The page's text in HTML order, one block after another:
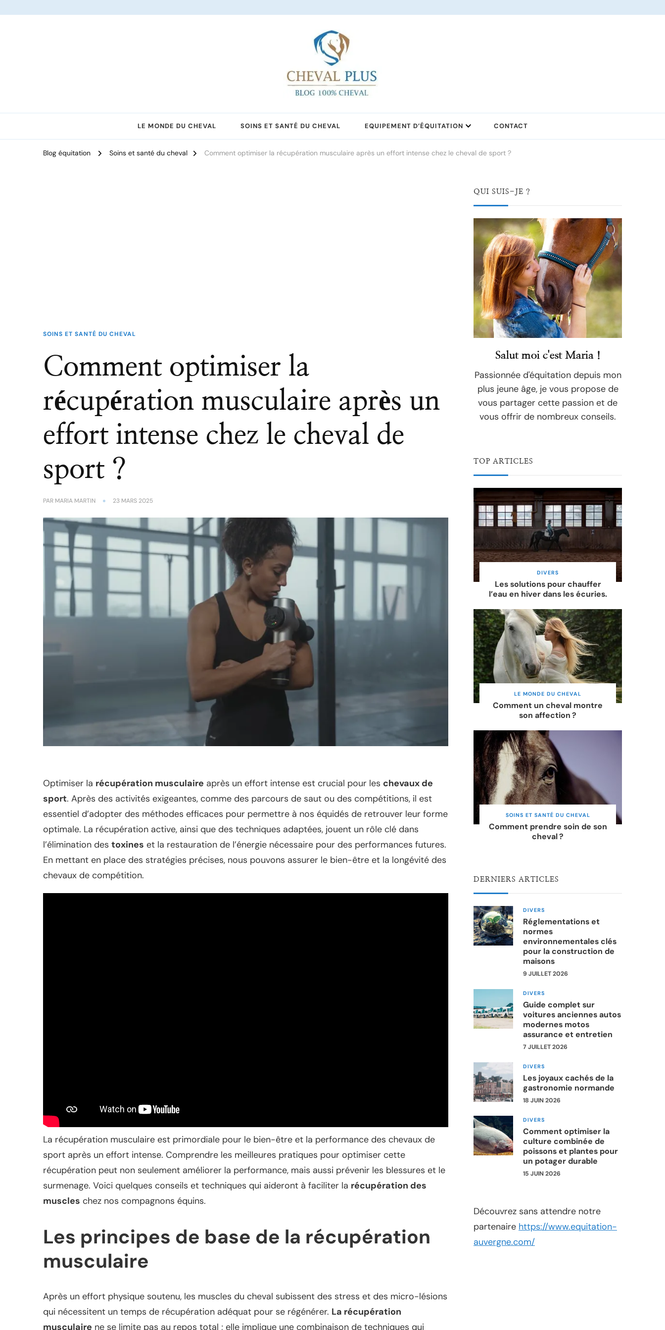
LE MONDE DU CHEVAL SOINS ET SANTÉ DU CHEVAL EQUIPEMENT D’ÉQUITATION CONTACT
Blog équitation Soins et santé du cheval Comment optimiser la récupération musculaire après un effort intense chez le cheval de sport ?
SOINS ET SANTÉ DU CHEVAL
Comment optimiser la
récupération musculaire après un
effort intense chez le cheval de
sport ?
PAR MARIA MARTIN 23 MARS 2025
Optimiser la récupération musculaire après un effort intense est crucial pour les chevaux de
sport. Après des activités exigeantes, comme des parcours de saut ou des compétitions, il est
essentiel d’adopter des méthodes efficaces pour permettre à nos équidés de retrouver leur forme
optimale. La récupération active, ainsi que des techniques adaptées, jouent un rôle clé dans
l’élimination des toxines et la restauration de l’énergie nécessaire pour des performances futures.
En mettant en place des stratégies précises, nous pouvons assurer le bien-être et la longévité des
chevaux de compétition.
La récupération musculaire est primordiale pour le bien-être et la performance des chevaux de
sport après un effort intense. Comprendre les meilleures pratiques pour optimiser cette
récupération peut non seulement améliorer la performance, mais aussi prévenir les blessures et le
surmenage. Voici quelques conseils et techniques qui aideront à faciliter la récupération des
muscles chez nos compagnons équins.
Les principes de base de la récupération
musculaire
Après un effort physique soutenu, les muscles du cheval subissent des stress et des micro-lésions
qui nécessitent un temps de récupération adéquat pour se régénérer. La récupération
musculaire ne se limite pas au repos total ; elle implique une combinaison de techniques qui
QUI SUIS-JE ?
Salut moi c'est Maria !
Passionnée d'équitation depuis mon
plus jeune âge, je vous propose de
vous partager cette passion et de
vous offrir de nombreux conseils.
TOP ARTICLES
DIVERS
Les solutions pour chauffer
l’eau en hiver dans les écuries.
LE MONDE DU CHEVAL
Comment un cheval montre
son affection ?
SOINS ET SANTÉ DU CHEVAL
Comment prendre soin de son
cheval ?
DERNIERS ARTICLES
DIVERS
Réglementations et
normes
environnementales clés
pour la construction de
maisons
9 JUILLET 2026
DIVERS
Guide complet sur
voitures anciennes autos
modernes motos
assurance et entretien
7 JUILLET 2026
DIVERS
Les joyaux cachés de la
gastronomie normande
18 JUIN 2026
DIVERS
Comment optimiser la
culture combinée de
poissons et plantes pour
un potager durable
15 JUIN 2026
Découvrez sans attendre notre
partenaire https://www.equitation-
auvergne.com/